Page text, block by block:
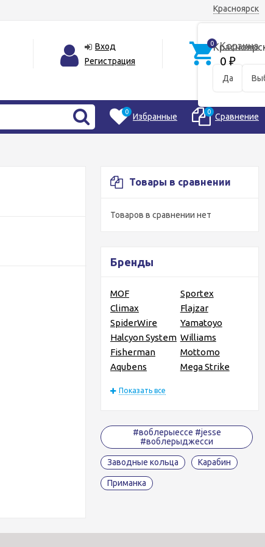
Красноярск
Да
Вход
Регистрация
0 Корзина
0 ₽
0 Избранные 0 Сравнение
Товары в сравнении
Товаров в сравнении нет
Бренды
MOF
Sportex
Climax
Flajzar
SpiderWire
Yamatoyo
Halcyon System Williams
Fisherman
Mottomo
Aqubens
Mega Strike
Показать все
#воблерыессе #jesse
#воблерыджесси
Заводные кольца Карабин
Приманка